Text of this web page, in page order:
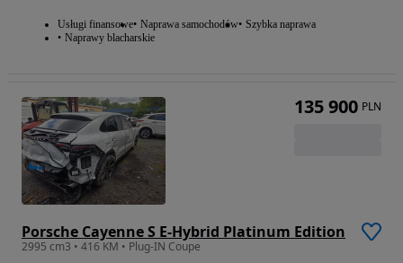
Usługi finansowe Naprawa samochodów Szybka naprawa
Naprawy blacharskie
Porsche Cayenne S E-Hybrid Platinum Edition
2995 cm3 • 416 KM • Plug-IN Coupe
135 900 PLN